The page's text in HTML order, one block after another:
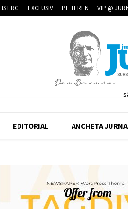
EXCLUSIV PE TEREN VIP @
EDITORIAL ANCHETA